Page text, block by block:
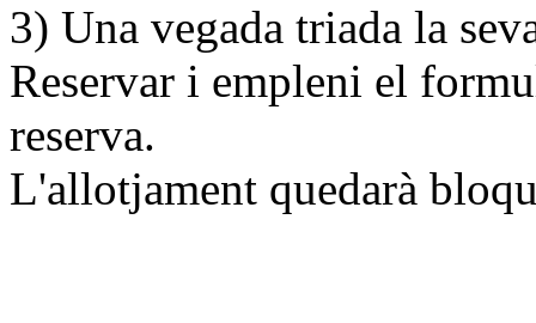
3) Una vegada triada la
Reservar i empleni el
reserva.
L'allotjament quedarà